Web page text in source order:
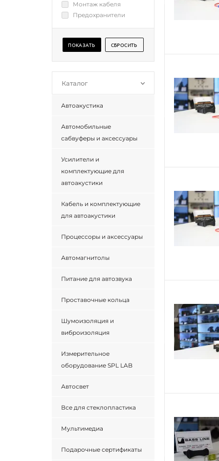
Монтаж кабеля
Предохранители
Каталог
Автоакустика
Автомобильные
сабвуферы и аксессуары
Усилители и
комплектующие для
автоакустики
Кабель и комплектующие
для автоакустики
Процессоры и аксессуары
Автомагнитолы
Питание для автозвука
Проставочные кольца
Шумоизоляция и
виброизоляция
Измерительное
оборудование SPL LAB
Автосвет
Все для стеклопластика
Мультимедиа
Подарочные сертификаты